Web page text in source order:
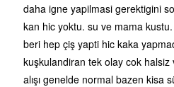
daha igne yapilmasi gerektigini
kan hic yoktu. su ve mama
beri hep çiş yapti hic kaka
kuşkulandiran tek olay cok halsiz
alışı genelde normal bazen kisa